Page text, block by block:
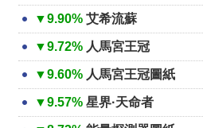
▼9.90% 艾希流蘇
▼9.72% 人馬宮王冠
▼9.60% 人馬宮王冠圖紙
▼9.57% 星界·天命者